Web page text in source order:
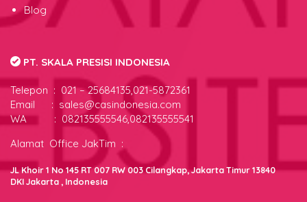
Blog
PT. SKALA PRESISI INDONESIA
Telepon : 021 – 25684135,021-5872361
Email : sales@casindonesia.com
WA : 082135555546,082135555541
Alamat Office JakTim :
JL Khoir 1 No 145 RT 007 RW 003 Cilangkap, Jakarta Timur 13840
DKI Jakarta , Indonesia